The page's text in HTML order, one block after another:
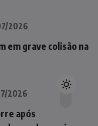
2026
em grave colisão na
2026
após